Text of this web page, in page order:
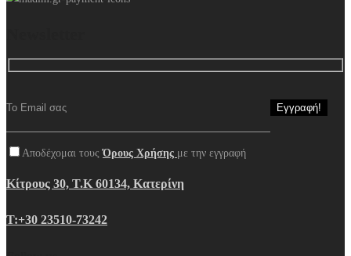
Αποδέχομαι τουςΌρους Χρήσης με την εγγραφή
Κίτρους 30, Τ.Κ 60134, Κατερίνη
Τ:+30 23510-73242